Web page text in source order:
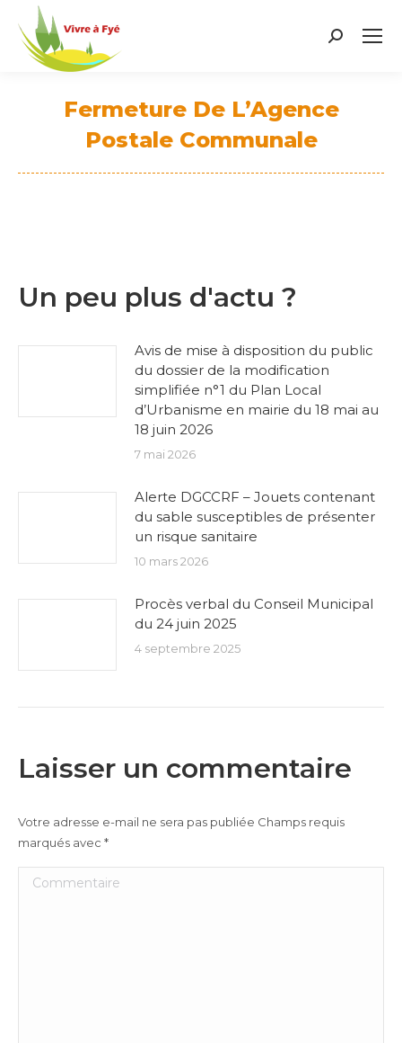
Search:
Fermeture De L’Agence
Postale Communale
Un peu plus d'actu ?
Avis de mise à disposition du public
du dossier de la modification
simplifiée n°1 du Plan Local
d’Urbanisme en mairie du 18 mai au
18 juin 2026
7 mai 2026
Alerte DGCCRF – Jouets contenant
du sable susceptibles de présenter
un risque sanitaire
10 mars 2026
Procès verbal du Conseil Municipal
du 24 juin 2025
4 septembre 2025
Laisser un commentaire
Votre adresse e-mail ne sera pas publiée Champs requis
marqués avec *
Commentaire